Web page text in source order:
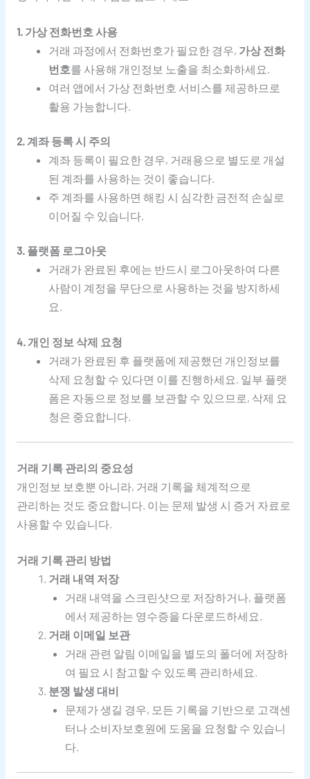
1. 가상 전화번호 사용
거래 과정에서 전화번호가 필요한 경우, 가상 전화
번호를 사용해 개인정보 노출을 최소화하세요.
여러 앱에서 가상 전화번호 서비스를 제공하므로
활용 가능합니다.
2. 계좌 등록 시 주의
계좌 등록이 필요한 경우, 거래용으로 별도로 개설
된 계좌를 사용하는 것이 좋습니다.
주 계좌를 사용하면 해킹 시 심각한 금전적 손실로
이어질 수 있습니다.
3. 플랫폼 로그아웃
거래가 완료된 후에는 반드시 로그아웃하여 다른
사람이 계정을 무단으로 사용하는 것을 방지하세
요.
4. 개인 정보 삭제 요청
거래가 완료된 후 플랫폼에 제공했던 개인정보를
삭제 요청할 수 있다면 이를 진행하세요. 일부 플랫
폼은 자동으로 정보를 보관할 수 있으므로, 삭제 요
청은 중요합니다.
거래 기록 관리의 중요성
개인정보 보호뿐 아니라, 거래 기록을 체계적으로
관리하는 것도 중요합니다. 이는 문제 발생 시 증거 자료로
사용할 수 있습니다.
거래 기록 관리 방법
거래 내역 저장
거래 내역을 스크린샷으로 저장하거나, 플랫폼
에서 제공하는 영수증을 다운로드하세요.
거래 이메일 보관
거래 관련 알림 이메일을 별도의 폴더에 저장하
여 필요 시 참고할 수 있도록 관리하세요.
분쟁 발생 대비
문제가 생길 경우, 모든 기록을 기반으로 고객센
터나 소비자보호원에 도움을 요청할 수 있습니
다.